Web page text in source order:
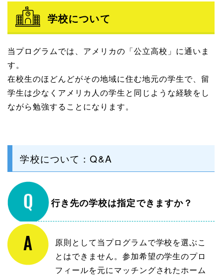
学校について
当プログラムでは、アメリカの「公立高校」に通いま
す。
在校生のほどんどがその地域に住む地元の学生で、留
学生は少なくアメリカ人の学生と同じような経験をし
ながら勉強することになります。
学校について：Q&A
行き先の学校は指定できますか？
原則として当プログラムで学校を選ぶこ
とはできません。参加希望の学生のプロ
フィールを元にマッチングされたホーム